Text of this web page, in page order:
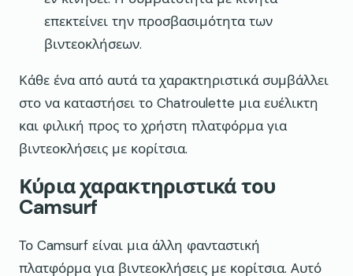
επεκτείνει την προσβασιμότητα των
βιντεοκλήσεων.
Κάθε ένα από αυτά τα χαρακτηριστικά συμβάλλει
στο να καταστήσει το Chatroulette μια ευέλικτη
και φιλική προς το χρήστη πλατφόρμα για
βιντεοκλήσεις με κορίτσια.
Κύρια χαρακτηριστικά του
Camsurf
Το Camsurf είναι μια άλλη φανταστική
πλατφόρμα για βιντεοκλήσεις με κορίτσια. Αυτό